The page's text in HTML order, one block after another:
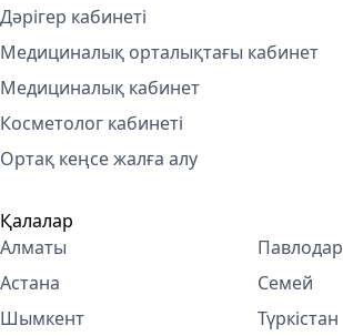
Дәрігер кабинеті
Медициналық орталықтағы кабинет
Медициналық кабинет
Косметолог кабинетi
Ортақ кеңсе жалға алу
Қалалар
Алматы
Астана
Шымкент
Павлодар
Семей
Түркістан